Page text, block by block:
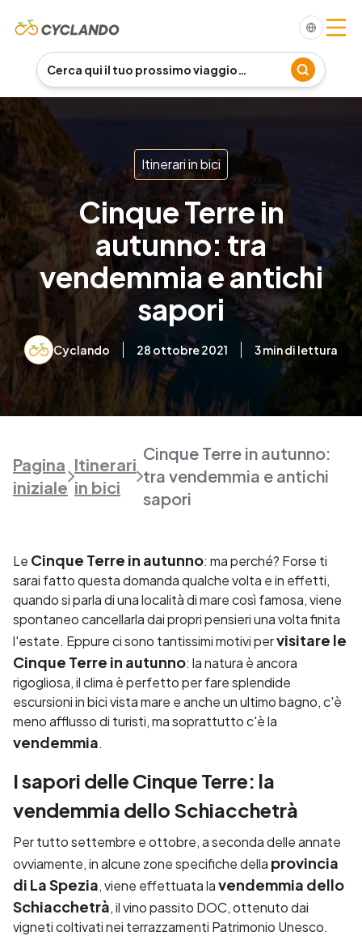
Itinerari in bici
Cinque Terre in
autunno: tra
vendemmia e antichi
sapori
Cyclando 28 ottobre 2021 3min di lettura
Pagina
iniziale
Itinerari
in bici
Cinque Terre in autunno:
tra vendemmia e antichi
sapori
Le Cinque Terre in autunno: ma perché? Forse ti
sarai fatto questa domanda qualche volta e in effetti,
quando si parla di una località di mare così famosa, viene
spontaneo cancellarla dai propri pensieri una volta finita
l'estate. Eppure ci sono tantissimi motivi pervisitare le
Cinque Terre in autunno: la natura è ancora
rigogliosa, il clima è perfetto per fare splendide
escursioni in bici vista mare e anche un ultimo bagno, c'è
meno afflusso di turisti, ma soprattutto c'è la
vendemmia.
I sapori delle Cinque Terre: la
vendemmia dello Schiacchetrà
Per tutto settembre e ottobre, a seconda delle annate
ovviamente, in alcune zone specifiche della provincia
di La Spezia, viene effettuata lavendemmia dello
Schiacchetrà, il vino passito DOC, ottenuto dai
vigneti coltivati nei terrazzamenti Patrimonio Unesco.